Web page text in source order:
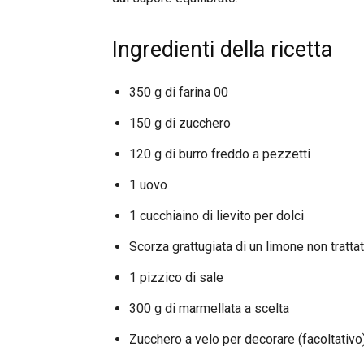
Ingredienti della ricetta
350 g di farina 00
150 g di zucchero
120 g di burro freddo a pezzetti
1 uovo
1 cucchiaino di lievito per dolci
Scorza grattugiata di un limone non
1 pizzico di sale
300 g di marmellata a scelta
Zucchero a velo per decorare